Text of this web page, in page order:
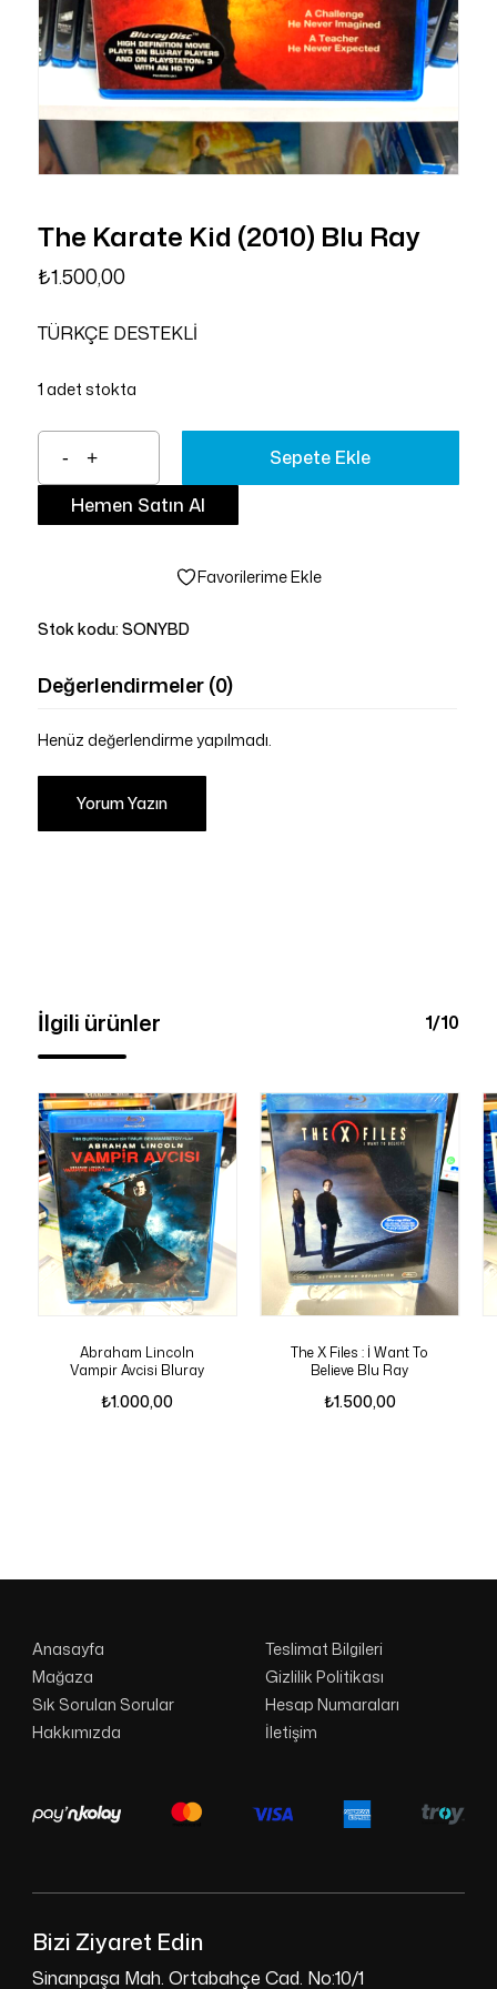
The Karate Kid (2010) Blu Ray
₺1.500,00
TÜRKÇE DESTEKLİ
1 adet stokta
Sepete Ekle
Hemen Satın Al
Favorilerime Ekle
Stok kodu: SONYBD
Değerlendirmeler (0)
Henüz değerlendirme yapılmadı.
Yorum Yazın
İlgili ürünler 1/10
Abraham Lincoln
Vampir Avcisi Bluray
₺1.000,00
The X Files : İ Want To
Believe Blu Ray
₺1.500,00
Bizi Ziyaret Edin
Sinanpaşa Mah. Ortabahçe Cad. No:10/1
Anasayfa
Mağaza
Sık Sorulan Sorular
Hakkımızda
Teslimat Bilgileri
Gizlilik Politikası
Hesap Numaraları
İletişim